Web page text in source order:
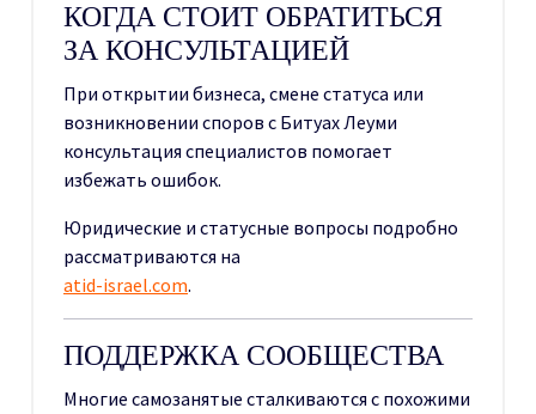
КОГДА СТОИТ ОБРАТИТЬСЯ
ЗА КОНСУЛЬТАЦИЕЙ
При открытии бизнеса, смене статуса или
возникновении споров с Битуах Леуми
консультация специалистов помогает
избежать ошибок.
Юридические и статусные вопросы подробно
рассматриваются на
atid-israel.com.
ПОДДЕРЖКА СООБЩЕСТВА
Многие самозанятые сталкиваются с похожими